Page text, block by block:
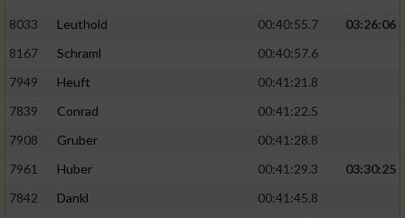
8033
Leuthold 00:40:55.7
03:26:06
8167
Schraml
00:40:57.6
7949
Heuft
00:41:21.8
7839
Conrad
00:41:22.5
7908
Gruber
00:41:28.8
7961
Huber 00:41:29.3
03:30:25
7842
Dankl
00:41:45.8